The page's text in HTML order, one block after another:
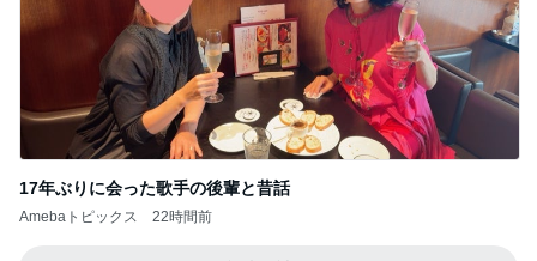
17年ぶりに会った歌手の後輩と昔話
Amebaトピックス 22時間前